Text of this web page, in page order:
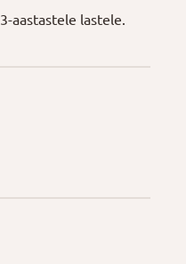
aastastele lastele.